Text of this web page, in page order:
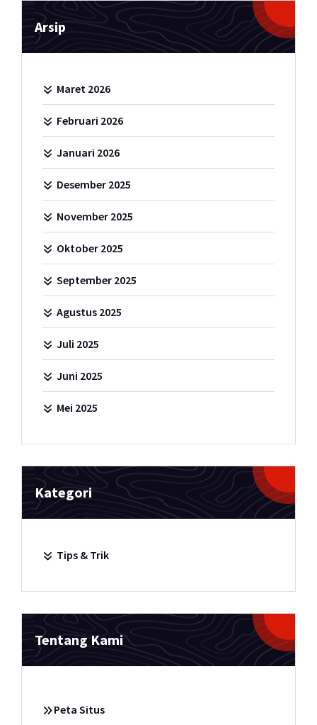
Arsip
Maret 2026
Februari 2026
Januari 2026
Desember 2025
November 2025
Oktober 2025
September 2025
Agustus 2025
Juli 2025
Juni 2025
Mei 2025
Kategori
Tips & Trik
Tentang Kami
Peta Situs